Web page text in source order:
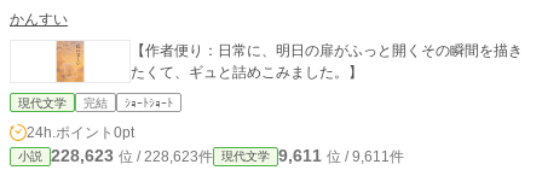
かんすい
【作者便り：日常に、明日の扉がふっと開くその瞬間を描き
たくて、ギュと詰めこみました。】
現代文学 完結 ｼｮｰﾄｼｮｰﾄ
24h.ポイント 0pt
小説 228,623 位 / 228,623件 現代文学 9,611 位 / 9,611件